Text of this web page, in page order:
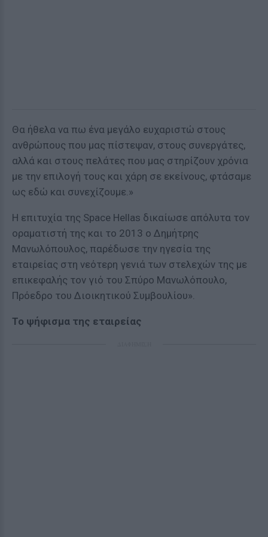
Θα ήθελα να πω ένα μεγάλο ευχαριστώ στους
ανθρώπους που μας πίστεψαν, στους συνεργάτες,
αλλά και στους πελάτες που μας στηρίζουν χρόνια
με την επιλογή τους και χάρη σε εκείνους, φτάσαμε
ως εδώ και συνεχίζουμε.»
Η επιτυχία της Space Hellas δικαίωσε απόλυτα τον
οραματιστή της και το 2013 ο Δημήτρης
Μανωλόπουλος, παρέδωσε την ηγεσία της
εταιρείας στη νεότερη γενιά των στελεχών της με
επικεφαλής τον γιό του Σπύρο Μανωλόπουλο,
Πρόεδρο του Διοικητικού Συμβουλίου».
Το ψήφισμα της εταιρείας